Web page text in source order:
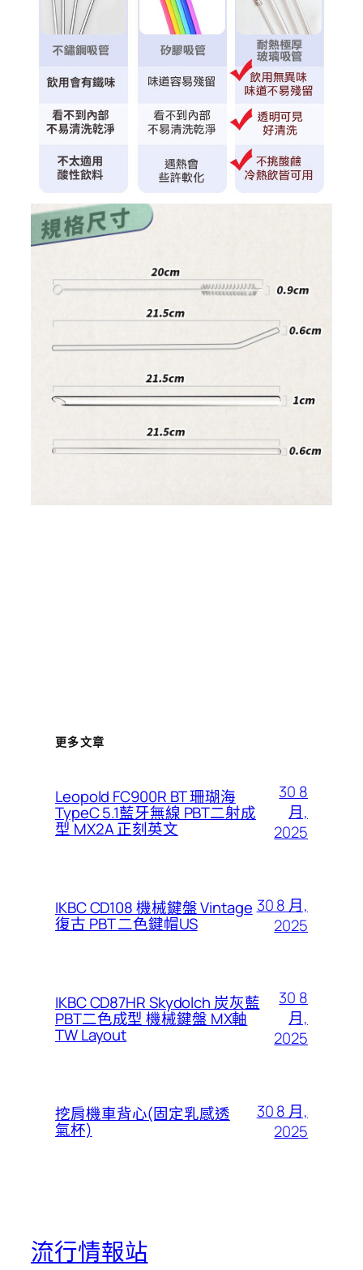
更多文章
Leopold FC900R BT 珊瑚海
TypeC 5.1藍牙無線 PBT二射成
型 MX2A 正刻英文
30 8
月,
2025
IKBC CD108 機械鍵盤 Vintage
復古 PBT 二色鍵帽US
30 8 月,
2025
IKBC CD87HR Skydolch 炭灰藍
PBT二色成型 機械鍵盤 MX軸
TW Layout
30 8
月,
2025
挖肩機車背心(固定乳感透
氣杯)
30 8 月,
2025
流行情報站